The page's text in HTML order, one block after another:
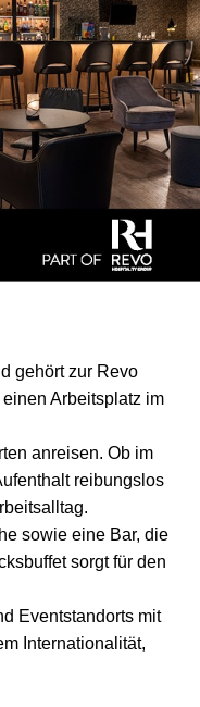
gehört zur Revo
Arbeitsplatz im
anreisen. Ob im
reibungslos
sowie eine Bar, die
sorgt für den
Eventstandorts mit
Internationalität,